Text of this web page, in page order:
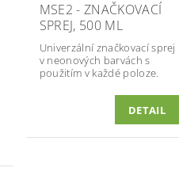
MSE2 - ZNAČKOVACÍ
SPREJ, 500 ML
Univerzální značkovací sprej
v neonových barvách s
použitím v každé poloze.
DETAIL